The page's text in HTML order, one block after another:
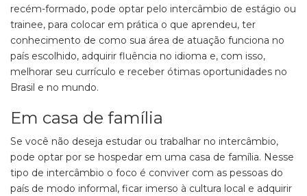
recém-formado, pode optar pelo intercâmbio de estágio ou
trainee, para colocar em prática o que aprendeu, ter
conhecimento de como sua área de atuação funciona no
país escolhido, adquirir fluência no idioma e, com isso,
melhorar seu currículo e receber ótimas oportunidades no
Brasil e no mundo.
Em casa de família
Se você não deseja estudar ou trabalhar no intercâmbio,
pode optar por se hospedar em uma casa de família. Nesse
tipo de intercâmbio o foco é conviver com as pessoas do
país de modo informal, ficar imerso à cultura local e adquirir